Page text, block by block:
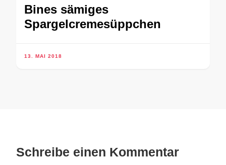
Bines sämiges
Spargelcremesüppchen
13. MAI 2018
Schreibe einen Kommentar